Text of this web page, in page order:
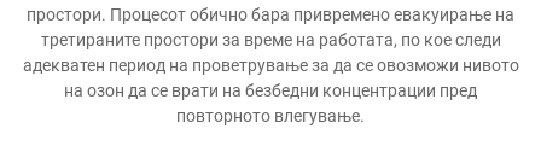
простори. Процесот обично бара привремено евакуирање на
третираните простори за време на работата, по кое следи
адекватен период на проветрување за да се овозможи нивото
на озон да се врати на безбедни концентрации пред
повторното влегување.